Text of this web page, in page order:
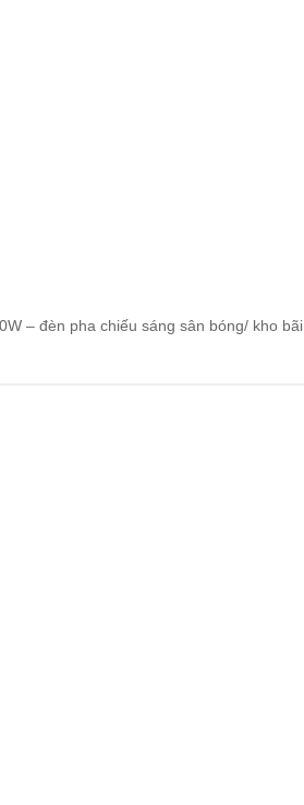
– đèn pha chiếu sáng sân bóng/ kho bãi